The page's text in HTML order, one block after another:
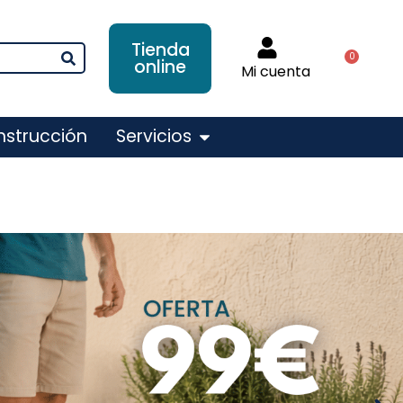
Tienda
online Mi cuenta
0
Servicios